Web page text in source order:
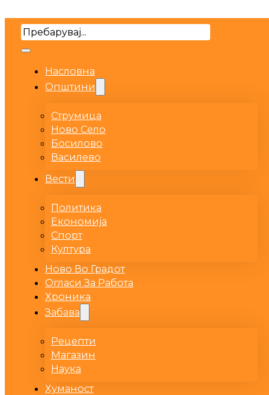
Search
Насловна
Општини
Струмица
Ново Село
Босилово
Василево
Вести
Политика
Економија
Спорт
Култура
Ново Во Градот
Огласи За Работа
Хроника
Забава
Рецепти
Магазин
Наука
Хуманост